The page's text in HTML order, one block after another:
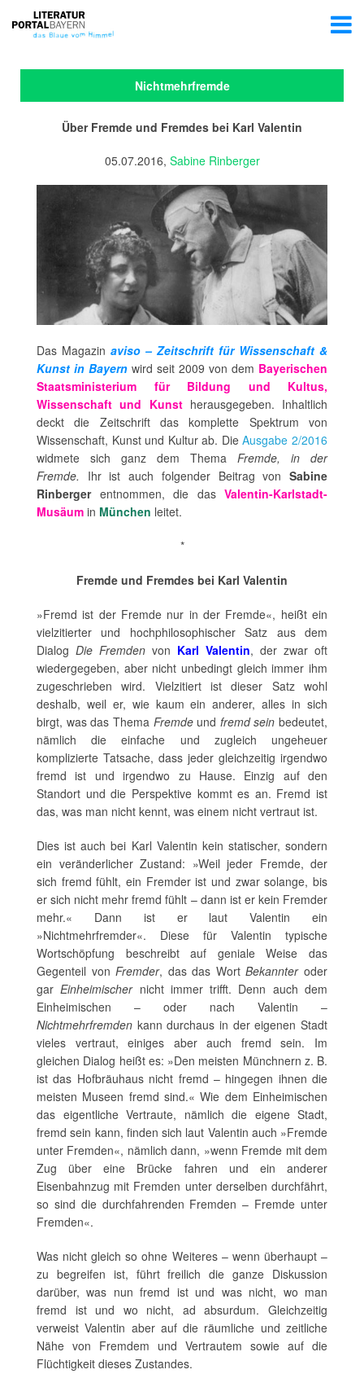
Nichtmehrfremde
Über Fremde und Fremdes bei Karl Valentin
05.07.2016, Sabine Rinberger
Das Magazin aviso – Zeitschrift für Wissenschaft &
Kunst in Bayern wird seit 2009 von dem Bayerischen
Staatsministerium für Bildung und Kultus,
Wissenschaft und Kunstherausgegeben. Inhaltlich
deckt die Zeitschrift das komplette Spektrum von
Wissenschaft, Kunst und Kultur ab. DieAusgabe 2/2016
widmete sich ganz dem Thema Fremde, in der
Fremde. Ihr ist auch folgender Beitrag vonSabine
Rinbergerentnommen, die das Valentin-Karlstadt-
Musäum in München leitet.
*
Fremde und Fremdes bei Karl Valentin
»Fremd ist der Fremde nur in der Fremde«, heißt ein
vielzitierter und hochphilosophischer Satz aus dem
Dialog Die Fremden von Karl Valentin, der zwar oft
wiedergegeben, aber nicht unbedingt gleich immer ihm
zugeschrieben wird. Vielzitiert ist dieser Satz wohl
deshalb, weil er, wie kaum ein anderer, alles in sich
birgt, was das Thema Fremdeund fremd sein bedeutet,
nämlich die einfache und zugleich ungeheuer
komplizierte Tatsache, dass jeder gleichzeitig irgendwo
fremd ist und irgendwo zu Hause. Einzig auf den
Standort und die Perspektive kommt es an. Fremd ist
das, was man nicht kennt, was einem nicht vertraut ist.
Dies ist auch bei Karl Valentin kein statischer, sondern
ein veränderlicher Zustand: »Weil jeder Fremde, der
sich fremd fühlt, ein Fremder ist und zwar solange, bis
er sich nicht mehr fremd fühlt – dann ist er kein Fremder
mehr.« Dann ist er laut Valentin ein
»Nichtmehrfremder«. Diese für Valentin typische
Wortschöpfung beschreibt auf geniale Weise das
Gegenteil vonFremder, das das WortBekannteroder
garEinheimischernicht immer trifft. Denn auch dem
Einheimischen – oder nach Valentin –
Nichtmehrfremden kann durchaus in der eigenen Stadt
vieles vertraut, einiges aber auch fremd sein. Im
gleichen Dialog heißt es: »Den meisten Münchnern z. B.
ist das Hofbräuhaus nicht fremd – hingegen ihnen die
meisten Museen fremd sind.« Wie dem Einheimischen
das eigentliche Vertraute, nämlich die eigene Stadt,
fremd sein kann, finden sich laut Valentin auch »Fremde
unter Fremden«, nämlich dann, »wenn Fremde mit dem
Zug über eine Brücke fahren und ein anderer
Eisenbahnzug mit Fremden unter derselben durchfährt,
so sind die durchfahrenden Fremden – Fremde unter
Fremden«.
Was nicht gleich so ohne Weiteres – wenn überhaupt –
zu begreifen ist, führt freilich die ganze Diskussion
darüber, was nun fremd ist und was nicht, wo man
fremd ist und wo nicht, ad absurdum. Gleichzeitig
verweist Valentin aber auf die räumliche und zeitliche
Nähe von Fremdem und Vertrautem sowie auf die
Flüchtigkeit dieses Zustandes.